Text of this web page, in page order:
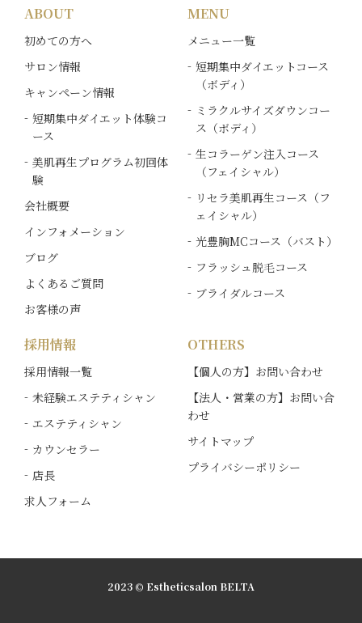
ABOUT
初めての方へ
サロン情報
キャンペーン情報
短期集中ダイエット体験コ
ース
美肌再生プログラム初回体
験
会社概要
インフォメーション
ブログ
よくあるご質問
お客様の声
MENU
メニュー一覧
短期集中ダイエットコース
（ボディ）
ミラクルサイズダウンコー
ス（ボディ）
生コラーゲン注入コース
（フェイシャル）
リセラ美肌再生コース（フ
ェイシャル）
光豊胸MCコース（バスト）
フラッシュ脱毛コース
ブライダルコース
採用情報
採用情報一覧
未経験エステティシャン
エステティシャン
カウンセラー
店長
求人フォーム
OTHERS
【個人の方】お問い合わせ
【法人・営業の方】お問い合
わせ
サイトマップ
プライバシーポリシー
2023 © Estheticsalon BELTA